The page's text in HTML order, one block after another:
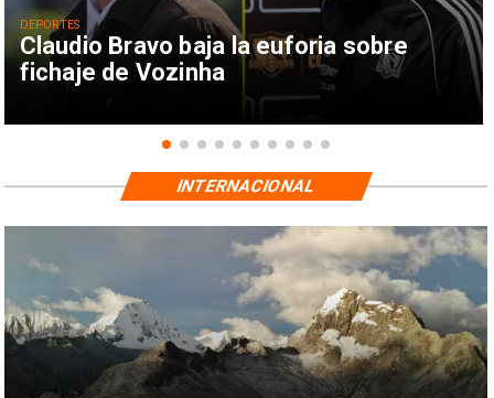
Claudio Bravo baja la euforia sobre
fichaje de Vozinha
DEPORTES
INTERNACIONAL